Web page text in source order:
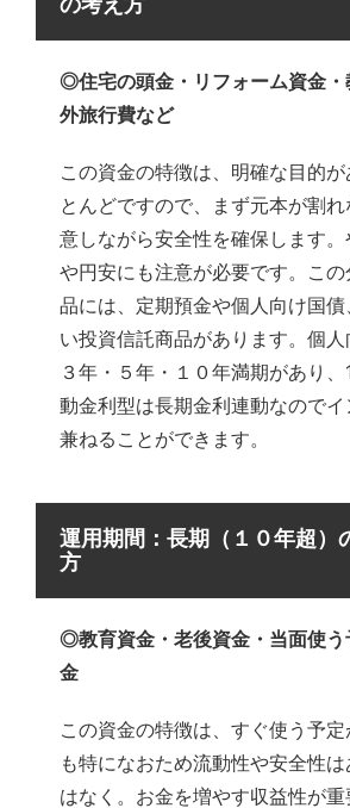
◎住宅の頭金・リフォーム資金・
外旅行費など
この資金の特徴は、明確な目的
とんどですので、まず元本が割
意しながら安全性を確保します。
や円安にも注意が必要です。こ
品には、定期預金や個人向け国
い投資信託商品があります。個
３年・５年・１０年満期があり
動金利型は長期金利連動なのでイ
兼ねることができます。
運用期間：長期（１０年超）
方
◎教育資金・老後資金・当面使う
金
この資金の特徴は、すぐ使う予
も特になおため流動性や安全性
はなく。お金を増やす収益性が重